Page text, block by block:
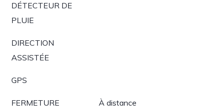
DÉTECTEUR DE
PLUIE
DIRECTION
ASSISTÉE
GPS
FERMETURE
À distance